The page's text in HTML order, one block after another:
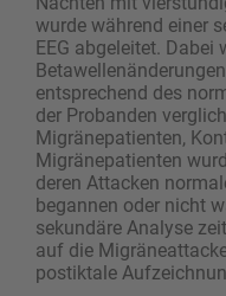
wurde während einer
EEG abgeleitet. Dabei
entsprechend des
der Probanden
Migränepatienten,
Migränepatienten
deren Attacken
begannen oder nicht
sekundäre Analyse
auf die
postiktale